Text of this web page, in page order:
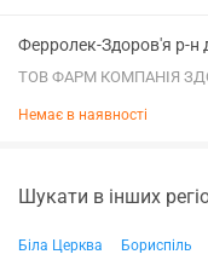
Ферролек-Здоров'я р-
ТОВ ФАРМ КОМПАНІЯ
Немає в наявності
Шукати в інших
Біла Церква Бориспіль